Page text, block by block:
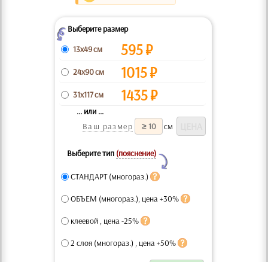
ZВыберите размер
13x49 см
595₽
24x90 см 1015₽
31x117 см 1435₽
... или ...
Ваш размер
см
Выберите тип (пояснение)
Y
СТАНДАРТ (многораз.)
ОБЪЕМ (многораз.), цена +30%
клеевой , цена -25%
2 слоя (многораз.) , цена +50%